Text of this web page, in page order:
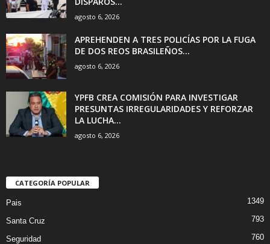
agosto 6, 2026
APREHENDEN A TRES POLICÍAS POR LA FUGA
DE DOS REOS BRASILEÑOS...
agosto 6, 2026
YPFB CREA COMISIÓN PARA INVESTIGAR
PRESUNTAS IRREGULARIDADES Y REFORZAR
LA LUCHA...
agosto 6, 2026
CATEGORÍA POPULAR
Pais 1349
Santa Cruz 793
Seguridad 760